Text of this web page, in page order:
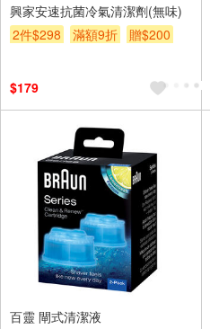
興家安速抗菌冷氣清潔劑(無味)
2件$298
滿額9折 贈$200
$179
百靈 閘式清潔液